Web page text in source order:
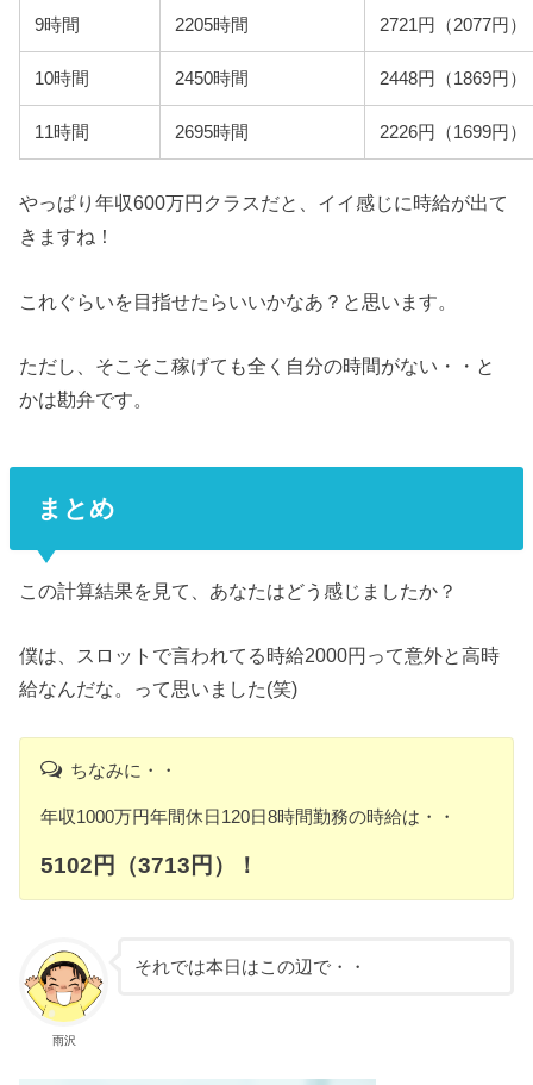
9時間 2205時間 2721円（2077円）
10時間 2450時間 2448円（1869円）
11時間 2695時間 2226円（1699円）
やっぱり年収600万円クラスだと、イイ感じに時給が出て
きますね！
これぐらいを目指せたらいいかなあ？と思います。
ただし、そこそこ稼げても全く自分の時間がない・・と
かは勘弁です。
まとめ
この計算結果を見て、あなたはどう感じましたか？
僕は、スロットで言われてる時給2000円って意外と高時
給なんだな。って思いました(笑)
ちなみに・・
年収1000万円年間休日120日8時間勤務の時給は・・
5102円（3713円）！
雨沢
それでは本日はこの辺で・・